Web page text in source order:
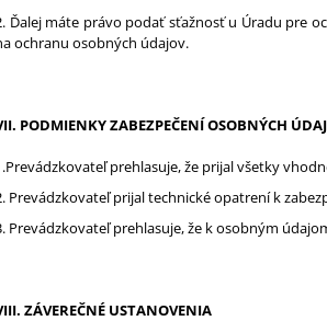
Ďalej máte právo podať sťažnosť u Úradu pre
ochranu osobných údajov.
PODMIENKY ZABEZPEČENÍ OSOBNÝCH
prehlasuje, že prijal všetky
Prevádzkovateľ prijal technické opatrení k
Prevádzkovateľ prehlasuje, že k osobným
ZÁVEREČNÉ USTANOVENIA